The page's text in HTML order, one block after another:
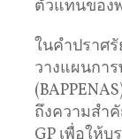
ตัวแทนของ
ในคำปราศ
วางแผนกา
ถึงความสำ